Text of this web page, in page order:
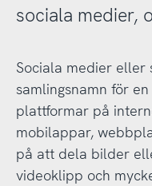
sociala medier,
Sociala medier
samlingsnamn för
plattformar på
mobilappar,
på att dela bilder
videoklipp och